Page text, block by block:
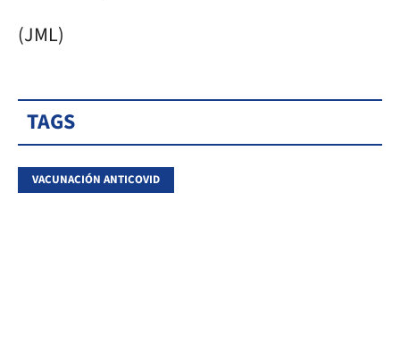
(JML)
TAGS
VACUNACIÓN ANTICOVID